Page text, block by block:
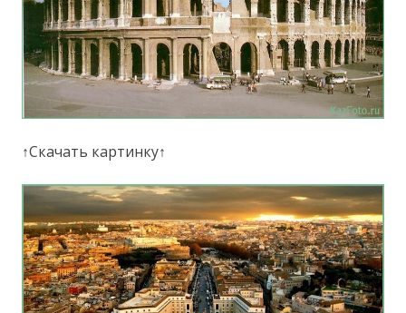
↑Скачать картинку↑